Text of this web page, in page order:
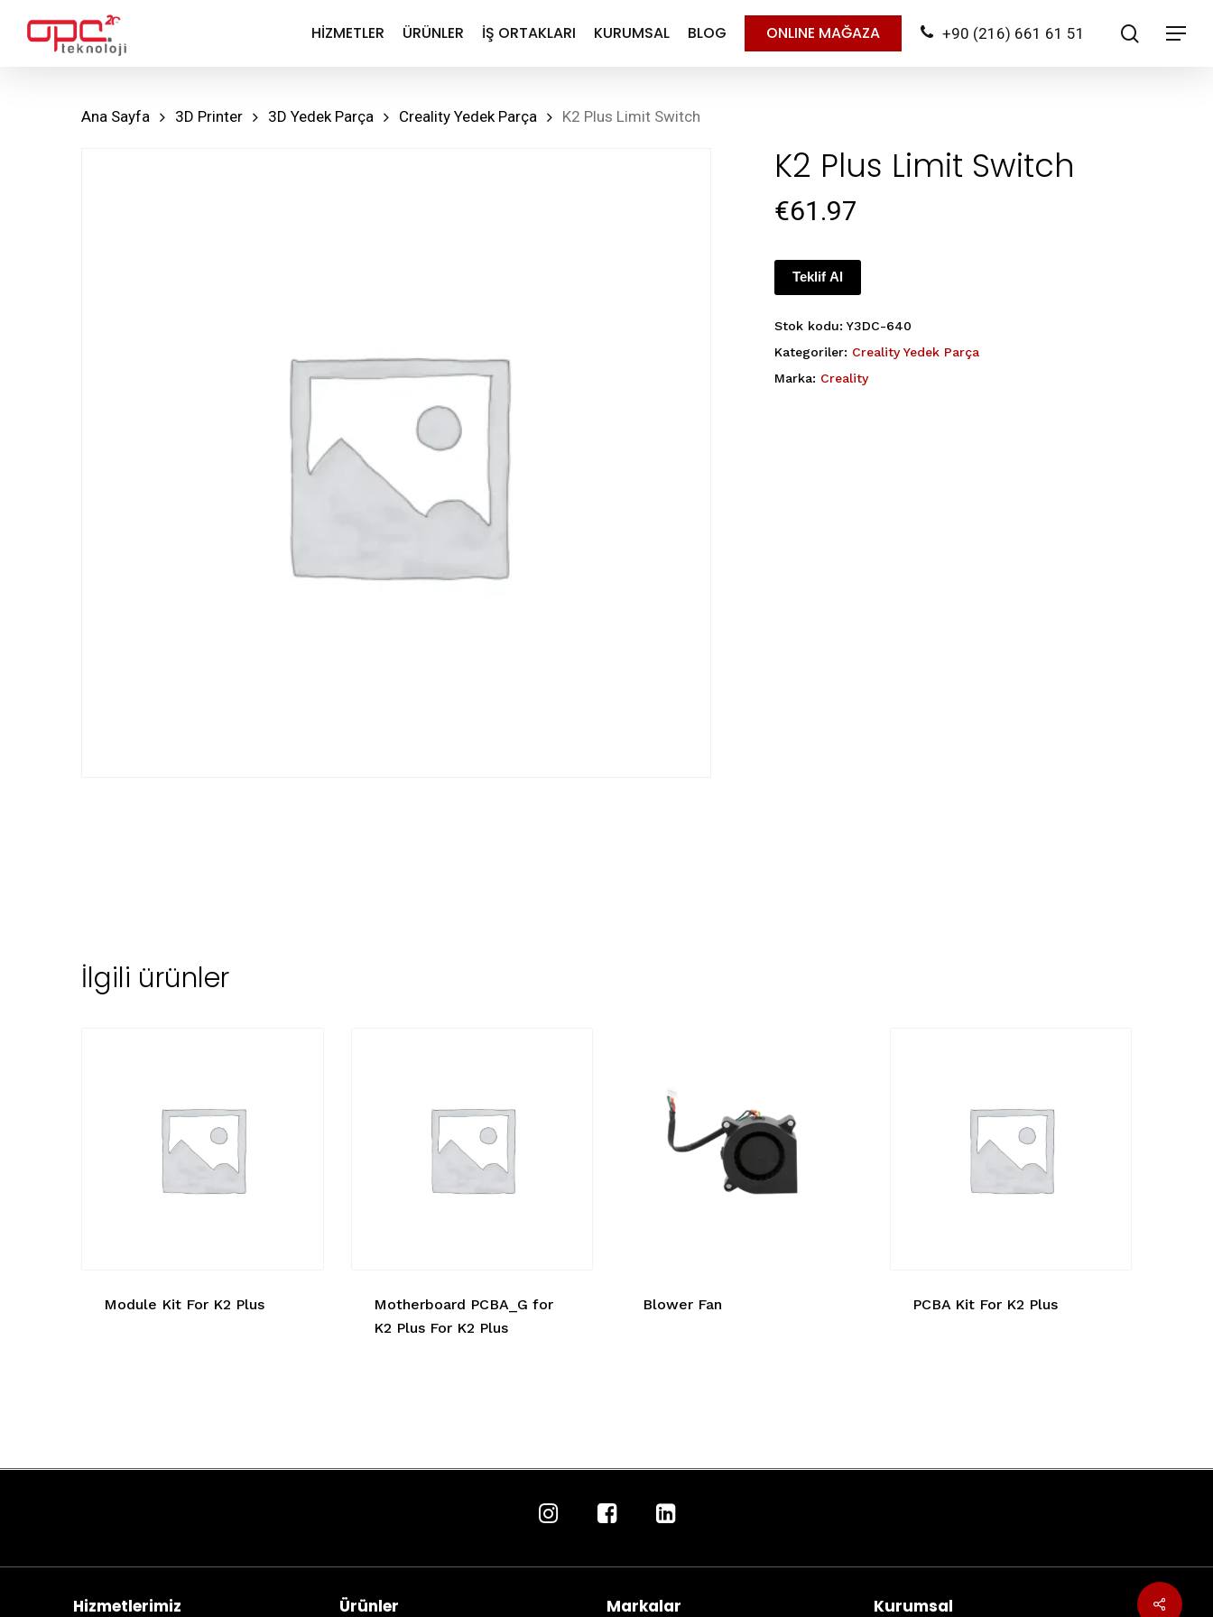
HIZMETLER ÜRÜNLER İŞ ORTAKLARI KURUMSAL BLOG ONLINE MAĞAZA +90 (216) 661 61 51 search
Menu
Ana Sayfa 3D Printer 3D Yedek Parça Creality Yedek Parça K2 Plus Limit Switch
K2 Plus Limit Switch
€61.97
Teklif Al
Stok kodu:Y3DC-640
Kategoriler: Creality Yedek Parça
Marka: Creality
İlgili ürünler
Module Kit For K2 Plus
Motherboard PCBA_G for
K2 Plus For K2 Plus
Blower Fan PCBA Kit For K2 Plus
Hizmetlerimiz Ürünler Markalar Kurumsal